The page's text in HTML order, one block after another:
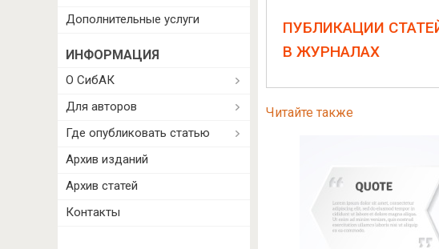
ПУБЛИКАЦИИ
В ЖУРНАЛАХ
Читайте также
Дополнительные услуги
ИНФОРМАЦИЯ
О СибАК
Для авторов
Где опубликовать статью
Архив изданий
Архив статей
Контакты